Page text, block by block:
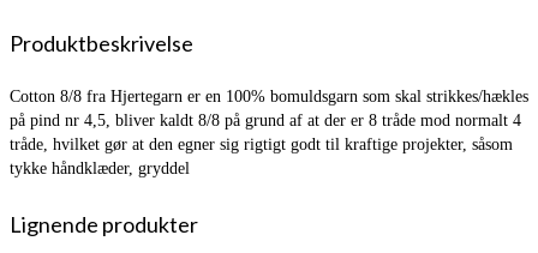
Produktbeskrivelse
Cotton 8/8 fra Hjertegarn er en 100% bomuldsgarn som skal strikkes/hækles
på pind nr 4,5, bliver kaldt 8/8 på grund af at der er 8 tråde mod normalt 4
tråde, hvilket gør at den egner sig rigtigt godt til kraftige projekter, såsom
tykke håndklæder, gryddel
Lignende produkter